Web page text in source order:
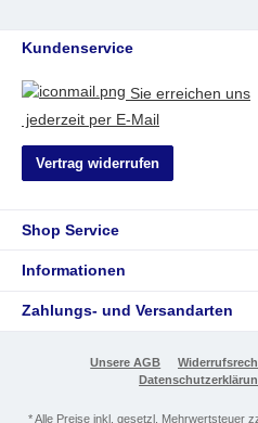
Kundenservice
Sie erreichen uns
jederzeit per E-Mail
Vertrag widerrufen
Shop Service
Informationen
Zahlungs- und Versandarten
Unsere AGB
* Alle Preise inkl. gesetzl. Mehrwertsteuer